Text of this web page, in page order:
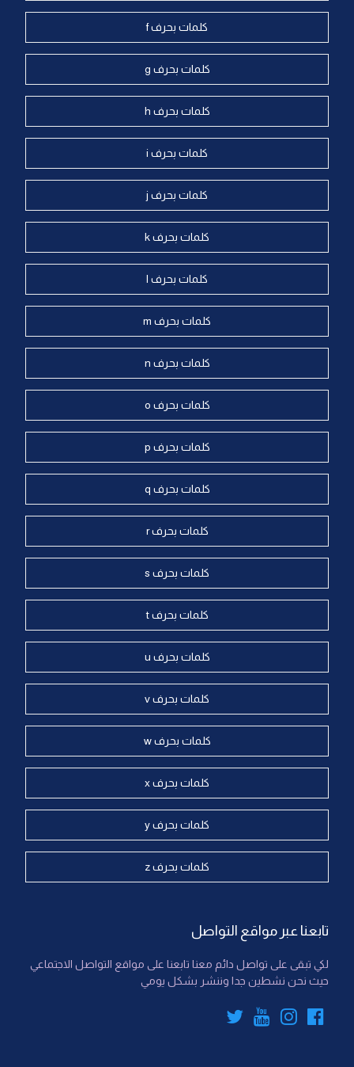
كلمات بحرف f
كلمات بحرف g
كلمات بحرف h
كلمات بحرف i
كلمات بحرف j
كلمات بحرف k
كلمات بحرف l
كلمات بحرف m
كلمات بحرف n
كلمات بحرف o
كلمات بحرف p
كلمات بحرف q
كلمات بحرف r
كلمات بحرف s
كلمات بحرف t
كلمات بحرف u
كلمات بحرف v
كلمات بحرف w
كلمات بحرف x
كلمات بحرف y
كلمات بحرف z
تابعنا عبر مواقع التواصل
لكي تبقى على تواصل دائم معنا تابعنا على مواقع التواصل الاجتماعي
حيث نحن نشطين جدا وننشر بشكل يومي